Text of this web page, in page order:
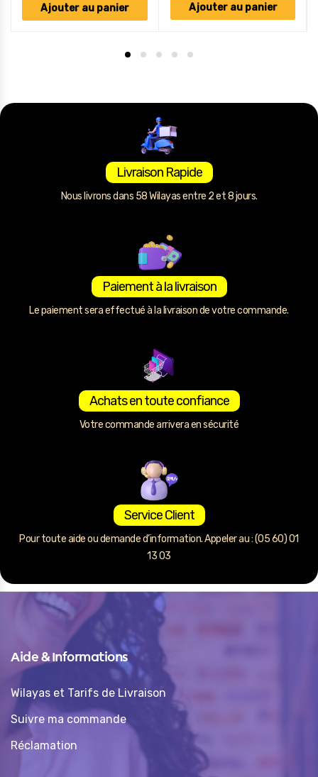
Ajouter au panier Ajouter au panier
Livraison Rapide
Nous livrons dans 58 Wilayas entre 2 et 8 jours.
Paiement à la livraison
Le paiement sera effectué à la livraison de votre commande.
Achats en toute confiance
Votre commande arrivera en sécurité
Service Client
Pour toute aide ou demande d’information. Appeler au : (05 60) 01
13 03
Aide & Informations
Wilayas et Tarifs de Livraison
Suivre ma commande
Réclamation